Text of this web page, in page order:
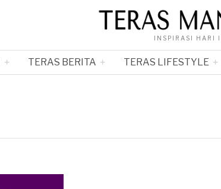
INSPIRASI HARI
TERAS BERITA TERAS LIFESTYLE